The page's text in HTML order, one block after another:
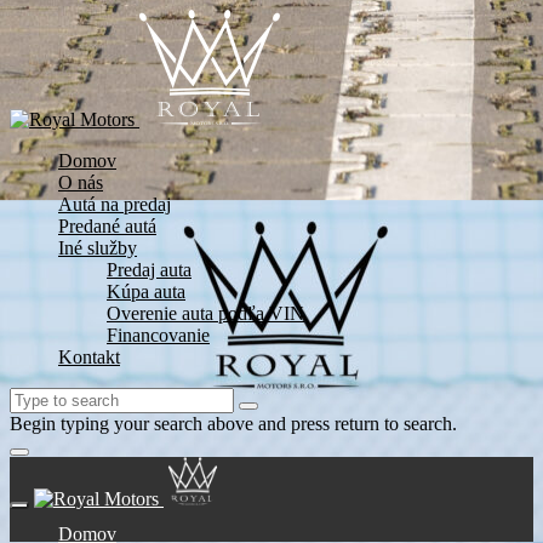
Domov
O nás
Autá na predaj
Predané autá
Iné služby
Predaj auta
Kúpa auta
Overenie auta podľa VIN
Financovanie
Kontakt
Begin typing your search above and press return to search.
Domov